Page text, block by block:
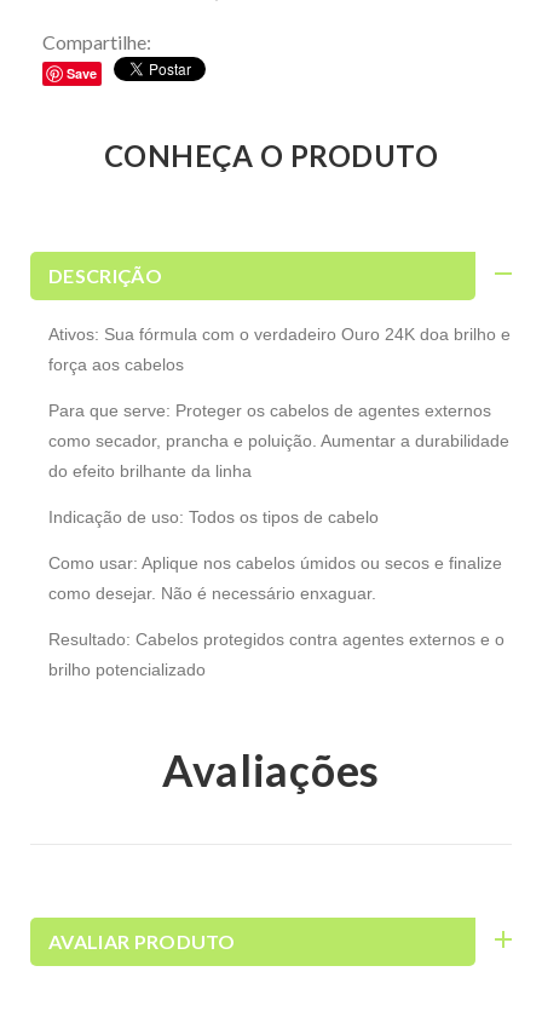
Compartilhe:
Save
CONHEÇA O PRODUTO
DESCRIÇÃO
Ativos: Sua fórmula com o verdadeiro Ouro 24K doa brilho e
força aos cabelos
Para que serve: Proteger os cabelos de agentes externos
como secador, prancha e poluição. Aumentar a durabilidade
do efeito brilhante da linha
Indicação de uso: Todos os tipos de cabelo
Como usar: Aplique nos cabelos úmidos ou secos e finalize
como desejar. Não é necessário enxaguar.
Resultado: Cabelos protegidos contra agentes externos e o
brilho potencializado
Avaliações
AVALIAR PRODUTO